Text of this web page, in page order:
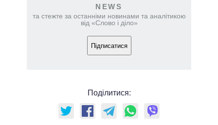
NEWS
та стежте за останніми новинами та аналітикою
від «Слово і діло»
Підписатися
Поділитися: